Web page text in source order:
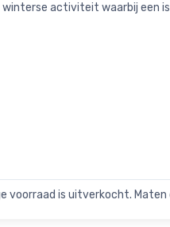
activiteit waarbij een
voorraad is uitverkocht.